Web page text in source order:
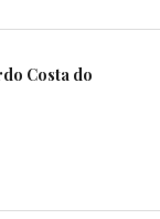
Costa do